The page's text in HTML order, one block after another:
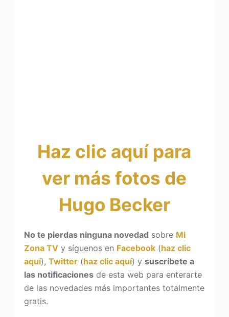
Haz clic aquí para
ver más fotos de
Hugo Becker
No te pierdas ninguna novedad sobre Mi
Zona TVy síguenos en Facebook(haz clic
aquí), Twitter(haz clic aquí) y suscríbete a
las notificacionesde esta web para enterarte
de las novedades más importantes totalmente
gratis.